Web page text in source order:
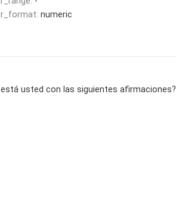
numeric
usted con las siguientes afirmaciones?